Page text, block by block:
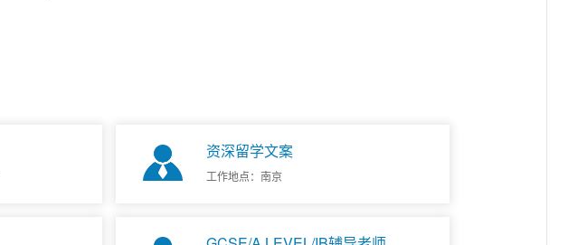
资深留学文案
工作地点：南京